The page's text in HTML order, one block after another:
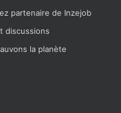
partenaire de Inzejob
discussions
la planète